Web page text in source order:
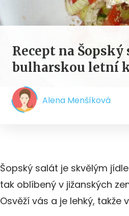
Recept na Šopský
bulharskou letní
Alena Menšíková
Šopský salát je skvělým
tak oblíbený v jižanských
Osvěží vás a je lehký,